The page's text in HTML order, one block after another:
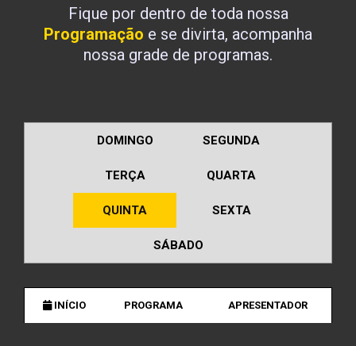
Fique por dentro de toda nossa
Programação e se divirta, acompanha
nossa grade de programas.
DOMINGO SEGUNDA
TERÇA QUARTA
QUINTA SEXTA
SÁBADO
INÍCIO PROGRAMA APRESENTADOR